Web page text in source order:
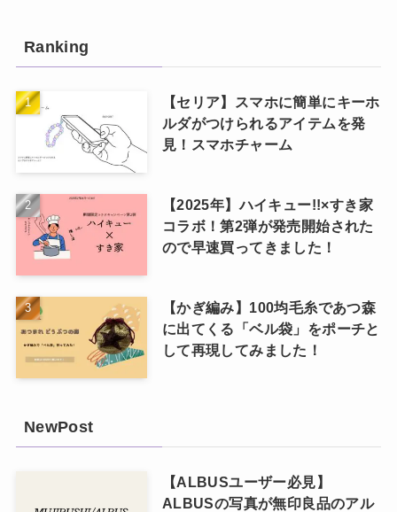
Ranking
【セリア】スマホに簡単にキーホ
ルダがつけられるアイテムを発
見！スマホチャーム
【2025年】ハイキュー!!×すき家
コラボ！第2弾が発売開始された
ので早速買ってきました！
【かぎ編み】100均毛糸であつ森
に出てくる「ベル袋」をポーチと
して再現してみました！
NewPost
【ALBUSユーザー必見】
ALBUSの写真が無印良品のアル